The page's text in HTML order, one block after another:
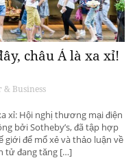
châu Á là xa xỉ!
& Business
xỉ: Hội nghị thương mại điện
bởi Sotheby’s, đã tập hợp
giới để mổ xẻ và thảo luận về
tử đang tăng […]